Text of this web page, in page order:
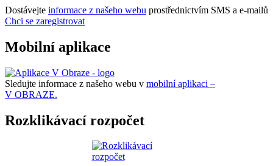
Dostávejte informace z našeho webu prostřednictvím SMS a e-mailů
Chci se zaregistrovat
Mobilní aplikace
Sledujte informace z našeho webu v mobilní aplikaci –
V OBRAZE.
Rozklikávací rozpočet